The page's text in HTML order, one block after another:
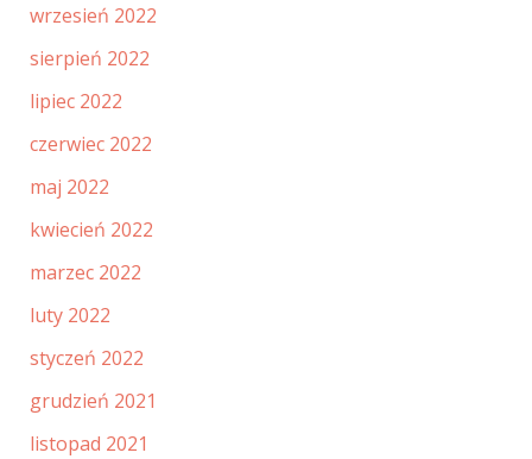
wrzesień 2022
sierpień 2022
lipiec 2022
czerwiec 2022
maj 2022
kwiecień 2022
marzec 2022
luty 2022
styczeń 2022
grudzień 2021
listopad 2021